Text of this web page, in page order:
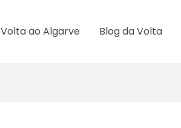
Volta ao Algarve Blog da Volta